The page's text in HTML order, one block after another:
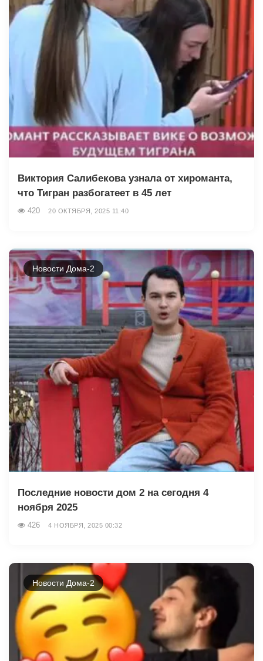
Виктория Салибекова узнала от хироманта,
что Тигран разбогатеет в 45 лет
420 20 ОКТЯБРЯ, 2025 11:40
Новости Дома-2
Последние новости дом 2 на сегодня 4
ноября 2025
426 4 НОЯБРЯ, 2025 00:32
Новости Дома-2